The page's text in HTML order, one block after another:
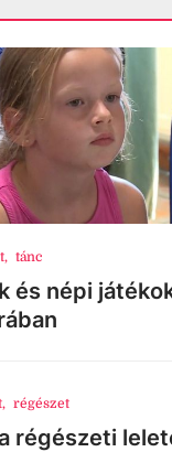
, tánc
és népi
, régészet
régészeti